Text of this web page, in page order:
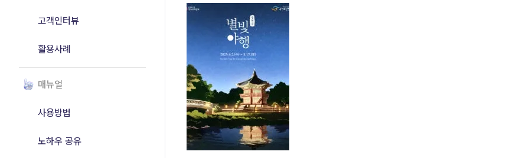
고객인터뷰
활용사례
매뉴얼
사용방법
노하우 공유